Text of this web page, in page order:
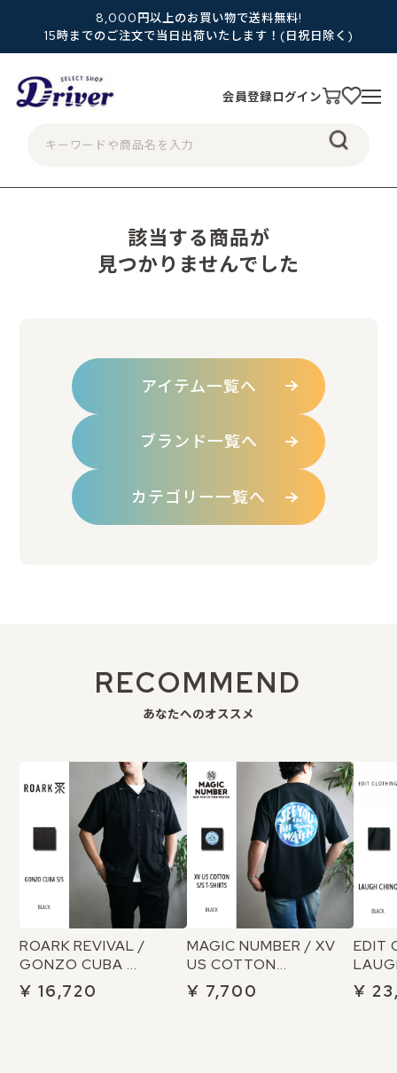
8,000円以上のお買い物で送料無料!
15時までのご注文で当日出荷いたします！(日祝日除く)
会員登録ログイン
該当する商品が
見つかりませんでした
アイテム一覧へ
ブランド一覧へ
カテゴリー一覧へ
RECOMMEND
あなたへのオススメ
ROARK REVIVAL /
GONZO CUBA ...
¥ 16,720
MAGIC NUMBER / XV
US COTTON...
¥ 7,700
EDIT
¥